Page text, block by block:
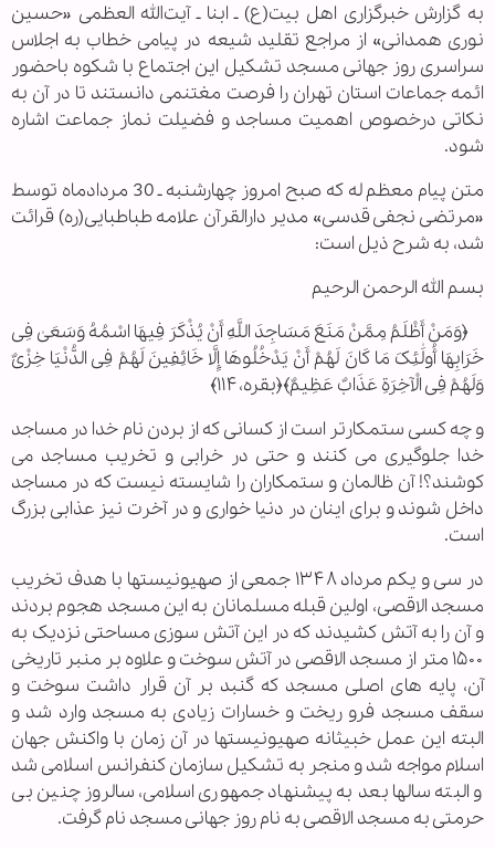
به گزارش خبرگزاری اهل بیت(ع) ـ ابنا ـ آیت‌الله العظمی «حسین
نوری همدانی» از مراجع تقلید شیعه در پیامی خطاب به اجلاس
سراسری روز جهانی مسجد تشکیل این اجتماع با شکوه باحضور
ائمه جماعات استان تهران را فرصت مغتنمی دانستند تا در آن به
نکاتی درخصوص اهمیت مساجد و فضیلت نماز جماعت اشاره
شود.
متن پیام معظم له که صبح امروز چهارشنبه ـ 30 مردادماه توسط
«مرتضی نجفی قدسی» مدیر دارالقرآن علامه طباطبایی(ره) قرائت
شد، به شرح ذیل است:
بسم الله الرحمن الرحیم
﴿وَمَنْ أَظْلَمُ مِمَّنْ مَنَعَ مَسَاجِدَ اللَّهِ أَنْ یُذْکَرَ فِیهَا اسْمُهُ وَسَعَىٰ فِی
خَرَابِهَا أُولَٰئِکَ مَا کَانَ لَهُمْ أَنْ یَدْخُلُوهَا إِلَّا خَائِفِینَ لَهُمْ فِی الدُّنْیَا خِزْیٌ
وَلَهُمْ فِی الْآخِرَةِ عَذَابٌ عَظِیمٌ﴾﴿بقره،۱۱۴﴾
و چه کسی ستمکارتر است از کسانی که از بردن نام خدا در مساجد
خدا جلوگیری می کنند و حتی در خرابی و تخریب مساجد می
کوشند؟! آن ظالمان و ستمکاران را شایسته نیست که در مساجد
داخل شوند و برای اینان در دنیا خواری و در آخرت نیز عذابی بزرگ
است.
در سی و یکم مرداد ۱۳۴۸ جمعی از صهیونیستها با هدف تخریب
مسجد الاقصی، اولین قبله مسلمانان به این مسجد هجوم بردند
و آن را به آتش کشیدند که در این آتش سوزی مساحتی نزدیک به
۱۵۰۰ متر از مسجد الاقصی در آتش سوخت و علاوه بر منبر تاریخی
آن، پایه های اصلی مسجد که گنبد بر آن قرار داشت سوخت و
سقف مسجد فرو ریخت و خسارات زیادی به مسجد وارد شد و
البته این عمل خبیثانه صهیونیستها در آن زمان با واکنش جهان
اسلام مواجه شد و منجر به تشکیل سازمان کنفرانس اسلامی شد
و البته سالها بعد به پیشنهاد جمهوری اسلامی، سالروز چنین بی
حرمتی به مسجد الاقصی به نام روز جهانی مسجد نام گرفت.